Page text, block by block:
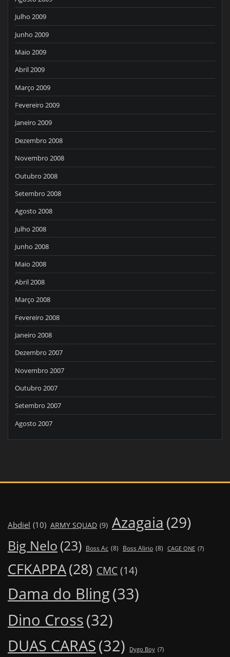
Julho 2009
Junho 2009
Maio 2009
Abril 2009
Março 2009
Fevereiro 2009
Janeiro 2009
Dezembro 2008
Novembro 2008
Outubro 2008
Setembro 2008
Agosto 2008
Julho 2008
Junho 2008
Maio 2008
Abril 2008
Março 2008
Fevereiro 2008
Janeiro 2008
Dezembro 2007
Novembro 2007
Outubro 2007
Setembro 2007
Agosto 2007
Abdiel (10) ARMY SQUAD (9) Azagaia (29)
Big Nelo (23) Boss Ac (8) Boss Alirio (8) CAGE ONE (7)
CFKAPPA(28) CMC (14)
Dama do Bling(33)
Dino Cross(32)
DUAS CARAS(32) Dygo Boy (7)